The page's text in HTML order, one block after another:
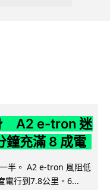
A2 e-tron 迷
充滿 8 成電
半。 A2 e-tron 風阻低
電行到7.8公里。6...